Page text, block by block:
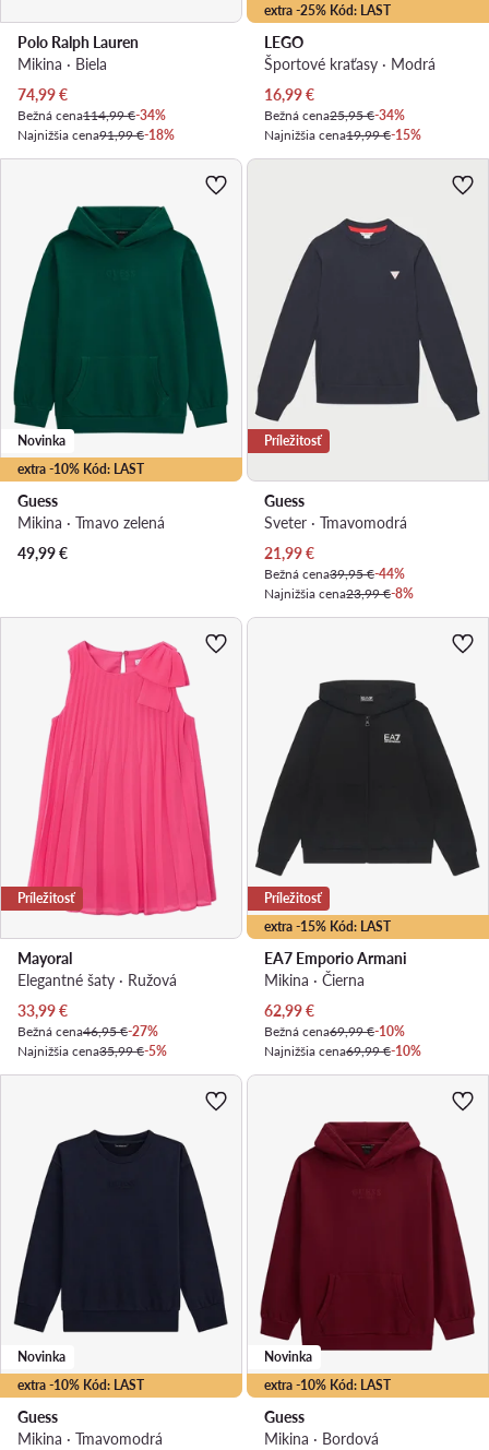
Polo Ralph Lauren
Mikina · Biela
Aktuálna cena
74,99€
Bežná cena114,99 €-34%
Najnižšia cena91,99 €-18%
extra -25% Kód: LAST
LEGO
Športové kraťasy · Modrá
Aktuálna cena
16,99€
Bežná cena25,95 €-34%
Najnižšia cena19,99 €-15%
extra -10% Kód: LAST
Novinka
Guess
Mikina · Tmavo zelená
49,99€
Príležitosť
Guess
Sveter · Tmavomodrá
Aktuálna cena
21,99€
Bežná cena39,95 €-44%
Najnižšia cena23,99 €-8%
Príležitosť
Mayoral
Elegantné šaty · Ružová
Aktuálna cena
33,99€
Bežná cena46,95 €-27%
Najnižšia cena35,99 €-5%
extra -15% Kód: LAST
Príležitosť
EA7 Emporio Armani
Mikina · Čierna
Aktuálna cena
62,99€
Bežná cena69,99 €-10%
Najnižšia cena69,99 €-10%
extra -10% Kód: LAST
Novinka
Guess
Mikina · Tmavomodrá
extra -10% Kód: LAST
Novinka
Guess
Mikina · Bordová